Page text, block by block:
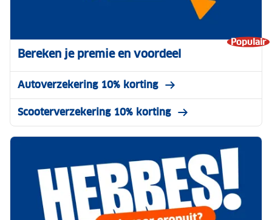
Populair
Bereken je premie en voordeel
Autoverzekering 10% korting
Scooterverzekering 10% korting